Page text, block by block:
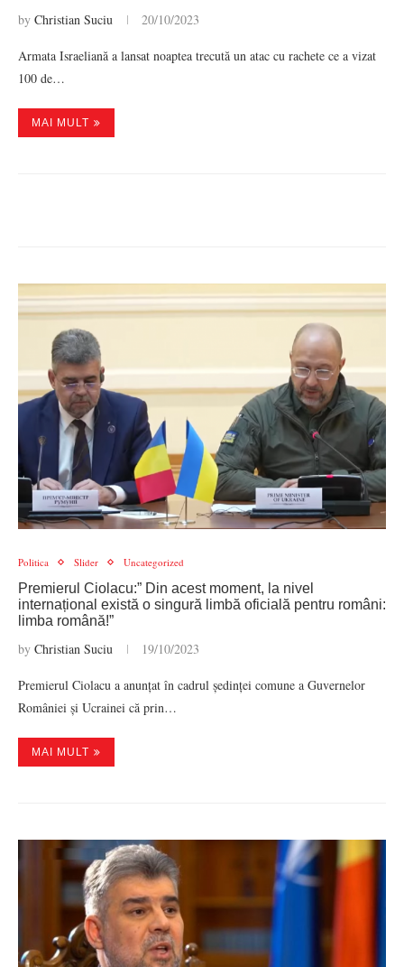
by Christian Suciu 20/10/2023
Armata Israeliană a lansat noaptea trecută un atac cu rachete ce a vizat
100 de…
MAI MULT
Politica Slider Uncategorized
Premierul Ciolacu:” Din acest moment, la nivel
internațional există o singură limbă oficială pentru români:
limba română!”
by Christian Suciu 19/10/2023
Premierul Ciolacu a anunțat în cadrul ședinței comune a Guvernelor
României și Ucrainei că prin…
MAI MULT